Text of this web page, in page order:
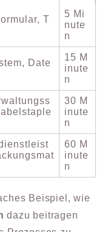
T
5 Mi
nute
n
Date
15 M
inute
n
30 M
inute
n
60 M
inute
n
Beispiel, wie
dazu beitragen